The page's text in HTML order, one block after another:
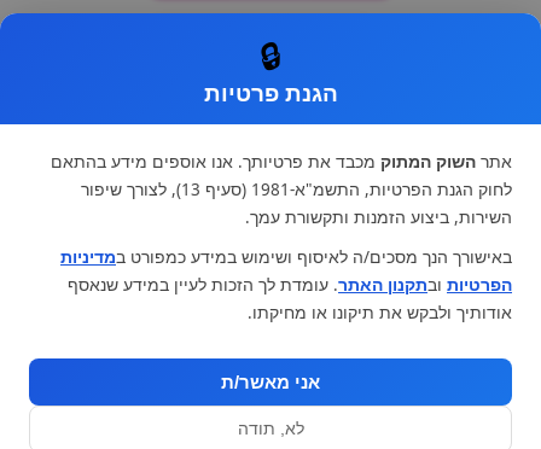
🔒
הגנת פרטיות
אתר השוק המתוק מכבד את פרטיותך. אנו אוספים מידע בהתאם
לחוק הגנת הפרטיות, התשמ"א-1981 (סעיף 13), לצורך שיפור
השירות, ביצוע הזמנות ותקשורת עמך.
באישורך הנך מסכים/ה לאיסוף ושימוש במידע כמפורט במדיניות
הפרטיות ובתקנון האתר. עומדת לך הזכות לעיין במידע שנאסף
אודותיך ולבקש את תיקונו או מחיקתו.
אני מאשר/ת
לא, תודה